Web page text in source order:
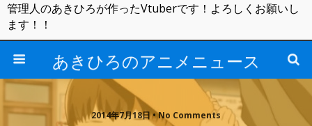
あきひろのアニメニュース
2014年7月18日 • No Comments
管理人のあきひろが作ったVtuberです！よろしくお願いし
ます！！